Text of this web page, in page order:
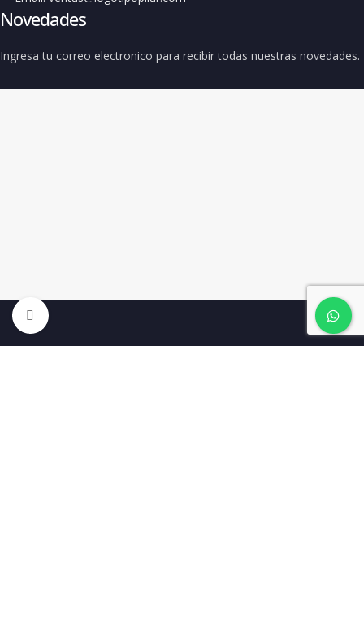
Clic para ampliar
Novedades
Ingresa tu correo electronico para recibir todas nuestras novedades.